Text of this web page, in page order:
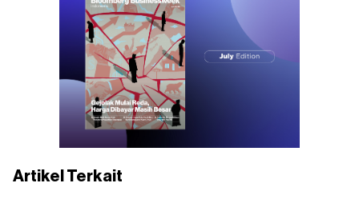
Artikel Terkait